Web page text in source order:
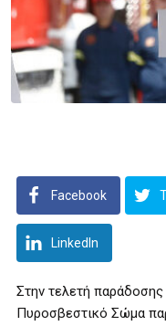
Facebook
LinkedIn
Στην τελετή
Πυροσβεστικό Σώμα